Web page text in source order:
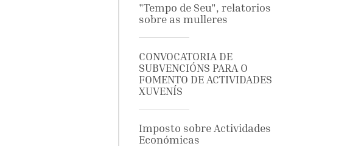
"Tempo de Seu", relatorios
sobre as mulleres
CONVOCATORIA DE
SUBVENCIÓNS PARA O
FOMENTO DE ACTIVIDADES
XUVENÍS
Imposto sobre Actividades
Económicas